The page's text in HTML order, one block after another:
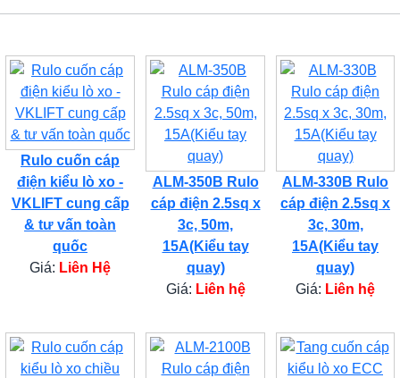
Rulo cuốn cáp
điện kiểu lò xo -
VKLIFT cung cấp
& tư vấn toàn
quốc
Giá: Liên Hệ
ALM-350B Rulo
cáp điện 2.5sq x
3c, 50m,
15A(Kiểu tay
quay)
Giá: Liên hệ
ALM-330B Rulo
cáp điện 2.5sq x
3c, 30m,
15A(Kiểu tay
quay)
Giá: Liên hệ